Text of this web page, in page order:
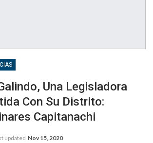
Una Legisladora
Con Su Distrito:
Capitanachi
updated Nov 15, 2020